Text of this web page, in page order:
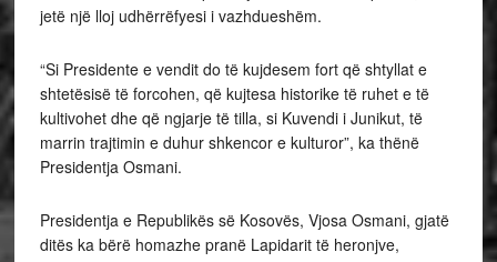
jetë një lloj udhërrëfyesi i vazhdueshëm.
“Si Presidente e vendit do të kujdesem fort që shtyllat e
shtetësisë të forcohen, që kujtesa historike të ruhet e të
kultivohet dhe që ngjarje të tilla, si Kuvendi i Junikut, të
marrin trajtimin e duhur shkencor e kulturor”, ka thënë
Presidentja Osmani.
Presidentja e Republikës së Kosovës, Vjosa Osmani, gjatë
ditës ka bërë homazhe pranë Lapidarit të heronjve,